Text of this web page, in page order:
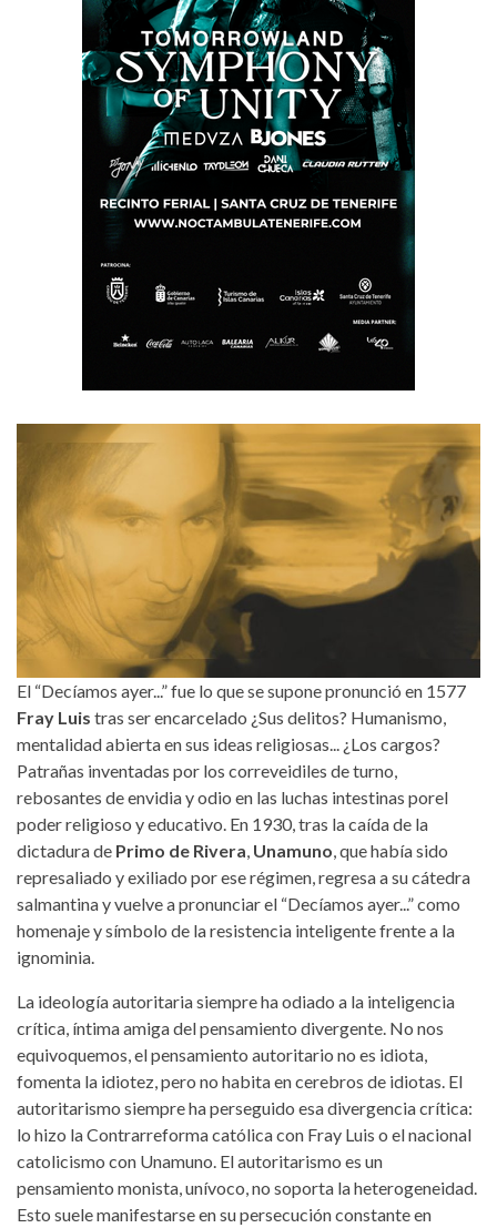
El “Decíamos ayer...” fue lo que se supone pronunció en 1577
Fray Luis tras ser encarcelado ¿Sus delitos? Humanismo,
mentalidad abierta en sus ideas religiosas... ¿Los cargos?
Patrañas inventadas por los correveidiles de turno,
rebosantes de envidia y odio en las luchas intestinas porel
poder religioso y educativo. En 1930, tras la caída de la
dictadura de Primo de Rivera Unamuno , que había sido
represaliado y exiliado por ese régimen, regresa a su cátedra
salmantina y vuelve a pronunciar el “Decíamos ayer...” como
homenaje y símbolo de la resistencia inteligente frente a la
ignominia.
La ideología autoritaria siempre ha odiado a la inteligencia
crítica, íntima amiga del pensamiento divergente. No nos
equivoquemos, el pensamiento autoritario no es idiota,
fomenta la idiotez, pero no habita en cerebros de idiotas. El
autoritarismo siempre ha perseguido esa divergencia crítica:
lo hizo la Contrarreforma católica con Fray Luis o el nacional
catolicismo con Unamuno. El autoritarismo es un
pensamiento monista, unívoco, no soporta la heterogeneidad.
Esto suele manifestarse en su persecución constante en